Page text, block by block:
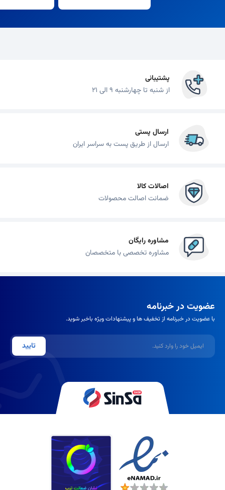
پشتیبانی
از شنبه تا چهارشنبه 9 الی 21
ارسال پستی
ارسال از طریق پست به سراسر ایران
اصالات کالا
ضمانت اصالت محصولات
مشاوره رایگان
مشاوره تخصصی با متخصصان
عضویت در خبرنامه
با عضویت در خبرنامه از تخفیف ها و پیشنهادات ویژه باخبر شوید.
ایمیل
تایید